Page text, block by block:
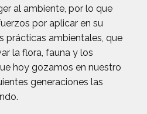
al ambiente, por lo que
por aplicar en su
prácticas ambientales, que
la flora, fauna y los
hoy gozamos en nuestro
generaciones las